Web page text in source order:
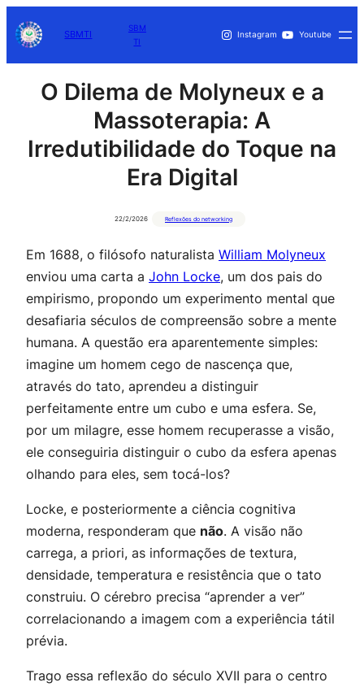
SBMTI
SBM
TI
Instagram Youtube
O Dilema de Molyneux e a
Massoterapia: A
Irredutibilidade do Toque na
Era Digital
22/2/2026 Reflexões do networking
Em 1688, o filósofo naturalista William Molyneux
enviou uma carta a John Locke, um dos pais do
empirismo, propondo um experimento mental que
desafiaria séculos de compreensão sobre a mente
humana. A questão era aparentemente simples:
imagine um homem cego de nascença que,
através do tato, aprendeu a distinguir
perfeitamente entre um cubo e uma esfera. Se,
por um milagre, esse homem recuperasse a visão,
ele conseguiria distinguir o cubo da esfera apenas
olhando para eles, sem tocá-los?
Locke, e posteriormente a ciência cognitiva
moderna, responderam que não. A visão não
carrega, a priori, as informações de textura,
densidade, temperatura e resistência que o tato
construiu. O cérebro precisa “aprender a ver”
correlacionando a imagem com a experiência tátil
prévia.
Trago essa reflexão do século XVII para o centro